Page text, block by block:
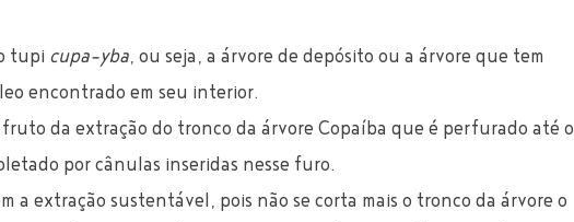
tupi cupa-yba, ou seja, a árvore de depósito ou a árvore que tem
encontrado em seu interior.
da extração do tronco da árvore Copaíba que é perfurado até o
por cânulas inseridas nesse furo.
a extração sustentável, pois não se corta mais o tronco da árvore o